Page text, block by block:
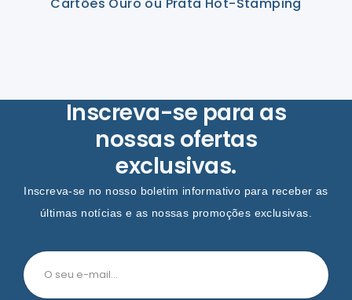
Inscreva-se para as
nossas ofertas
exclusivas.
Inscreva-se no nosso boletim informativo para receber as
últimas notícias e as nossas promoções exclusivas.